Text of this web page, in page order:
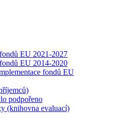
EU 2021-2027
EU 2014-2020
fondů EU
podpořeno
(knihovna evaluací)